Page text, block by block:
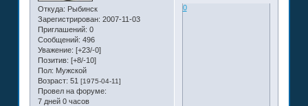
Откуда: Рыбинск
Зарегистрирован: 2007-11-03
Приглашений: 0
Сообщений: 496
Уважение: [+23/-0]
Позитив: [+8/-10]
Пол: Мужской
Возраст: 51 [1975-04-11]
Провел на форуме:
7 дней 0 часов
0